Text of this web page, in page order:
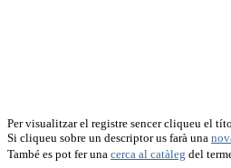
Per visualitzar el registre sencer cliqueu el
Si cliqueu sobre un descriptor us farà una
També es pot fer una cerca al catàleg del